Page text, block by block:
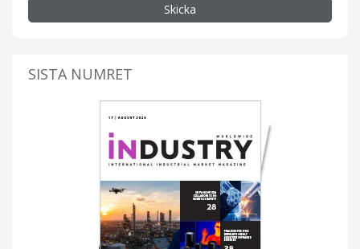
Skicka
SISTA NUMRET